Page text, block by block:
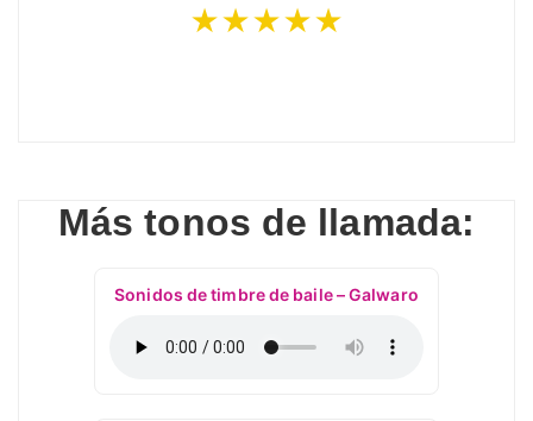
★★★★★
Más tonos de llamada:
Sonidos de timbre de baile – Galwaro